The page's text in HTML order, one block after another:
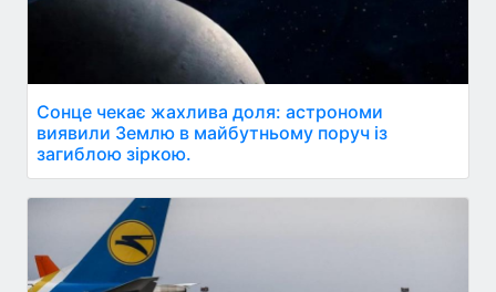
Сонце чекає жахлива доля: астрономи
виявили Землю в майбутньому поруч із
загиблою зіркою.